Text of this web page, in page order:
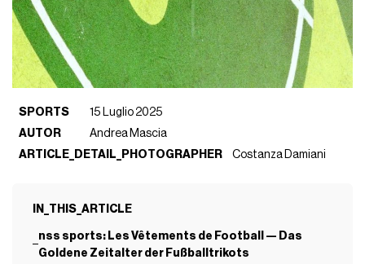
SPORTS
15 Luglio 2025
AUTOR
Andrea Mascia
ARTICLE_DETAIL_PHOTOGRAPHER
Costanza Damiani
IN_THIS_ARTICLE
nss sports: Les Vêtements de Football — Das
Goldene Zeitalter der Fußballtrikots